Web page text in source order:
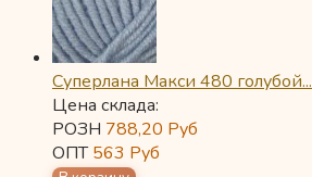
Суперлана Макси 480 голубой...
Цена склада:
РОЗН 788,20 Руб
ОПТ563 Руб